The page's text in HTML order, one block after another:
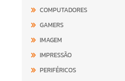
COMPUTADORES
GAMERS
IMAGEM
IMPRESSÃO
PERIFÉRICOS